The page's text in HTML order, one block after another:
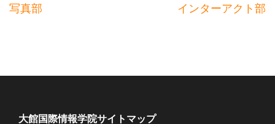
投
ゲ
写真部 インターアクト部
大館国際情報学院サイトマップ